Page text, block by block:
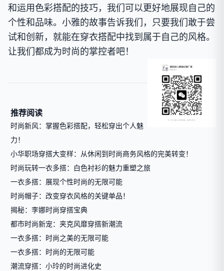
和运用色彩搭配的技巧，我们可以更好地展现自己的
个性和品味。小雅的故事告诉我们，只要我们敢于尝
试和创新，就能在穿衣搭配中找到属于自己的风格。
让我们都成为时尚的掌控者吧！
推荐阅读
时尚新风：掌握色彩搭配，轻松穿出个人魅
力！
小华职场穿搭大变样：从休闲到时尚商务风格的完美转变！
时尚玩转一衣多搭：白色衬衫的魅力重塑之旅
一衣多搭：展现个性时尚的无限可能
时尚帽子：改变穿衣风格的关键单品！
揭秘：李娜时尚穿搭宝典
都市时尚新宠：夹克风靡穿搭新潮流
一衣多搭：时尚之美的无限可能
一衣多搭：时尚的无限可能
潮流穿搭：小玲的时尚进化史